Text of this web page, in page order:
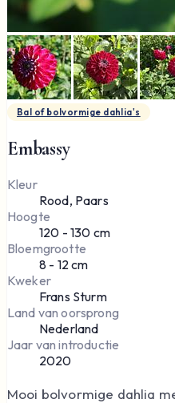
Bal of bolvormige dahlia's
Embassy
Kleur
Rood, Paars
Hoogte
120 - 130 cm
Bloemgrootte
8 - 12 cm
Kweker
Frans Sturm
Land van oorsprong
Nederland
Jaar van introductie
2020
Mooi bolvormige dahlia